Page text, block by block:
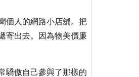
個人的網路小店舖。把
寄出去。因為物美價廉
驕傲自己參與了那樣的